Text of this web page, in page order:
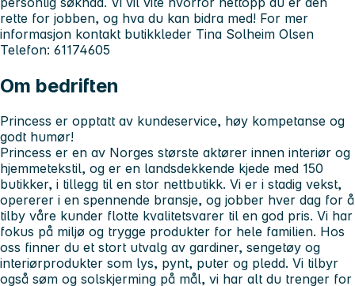
rette for jobben, og hva du kan bidra med! For mer
informasjon kontakt butikkleder Tina Solheim Olsen
Telefon: 61174605
Om bedriften
Princess er opptatt av kundeservice, høy kompetanse og
godt humør!
Princess er en av Norges største aktører innen interiør og
hjemmetekstil, og er en landsdekkende kjede med 150
butikker, i tillegg til en stor nettbutikk. Vi er i stadig vekst,
opererer i en spennende bransje, og jobber hver dag for å
tilby våre kunder flotte kvalitetsvarer til en god pris. Vi har
fokus på miljø og trygge produkter for hele familien. Hos
oss finner du et stort utvalg av gardiner, sengetøy og
interiørprodukter som lys, pynt, puter og pledd. Vi tilbyr
også søm og solskjerming på mål, vi har alt du trenger for